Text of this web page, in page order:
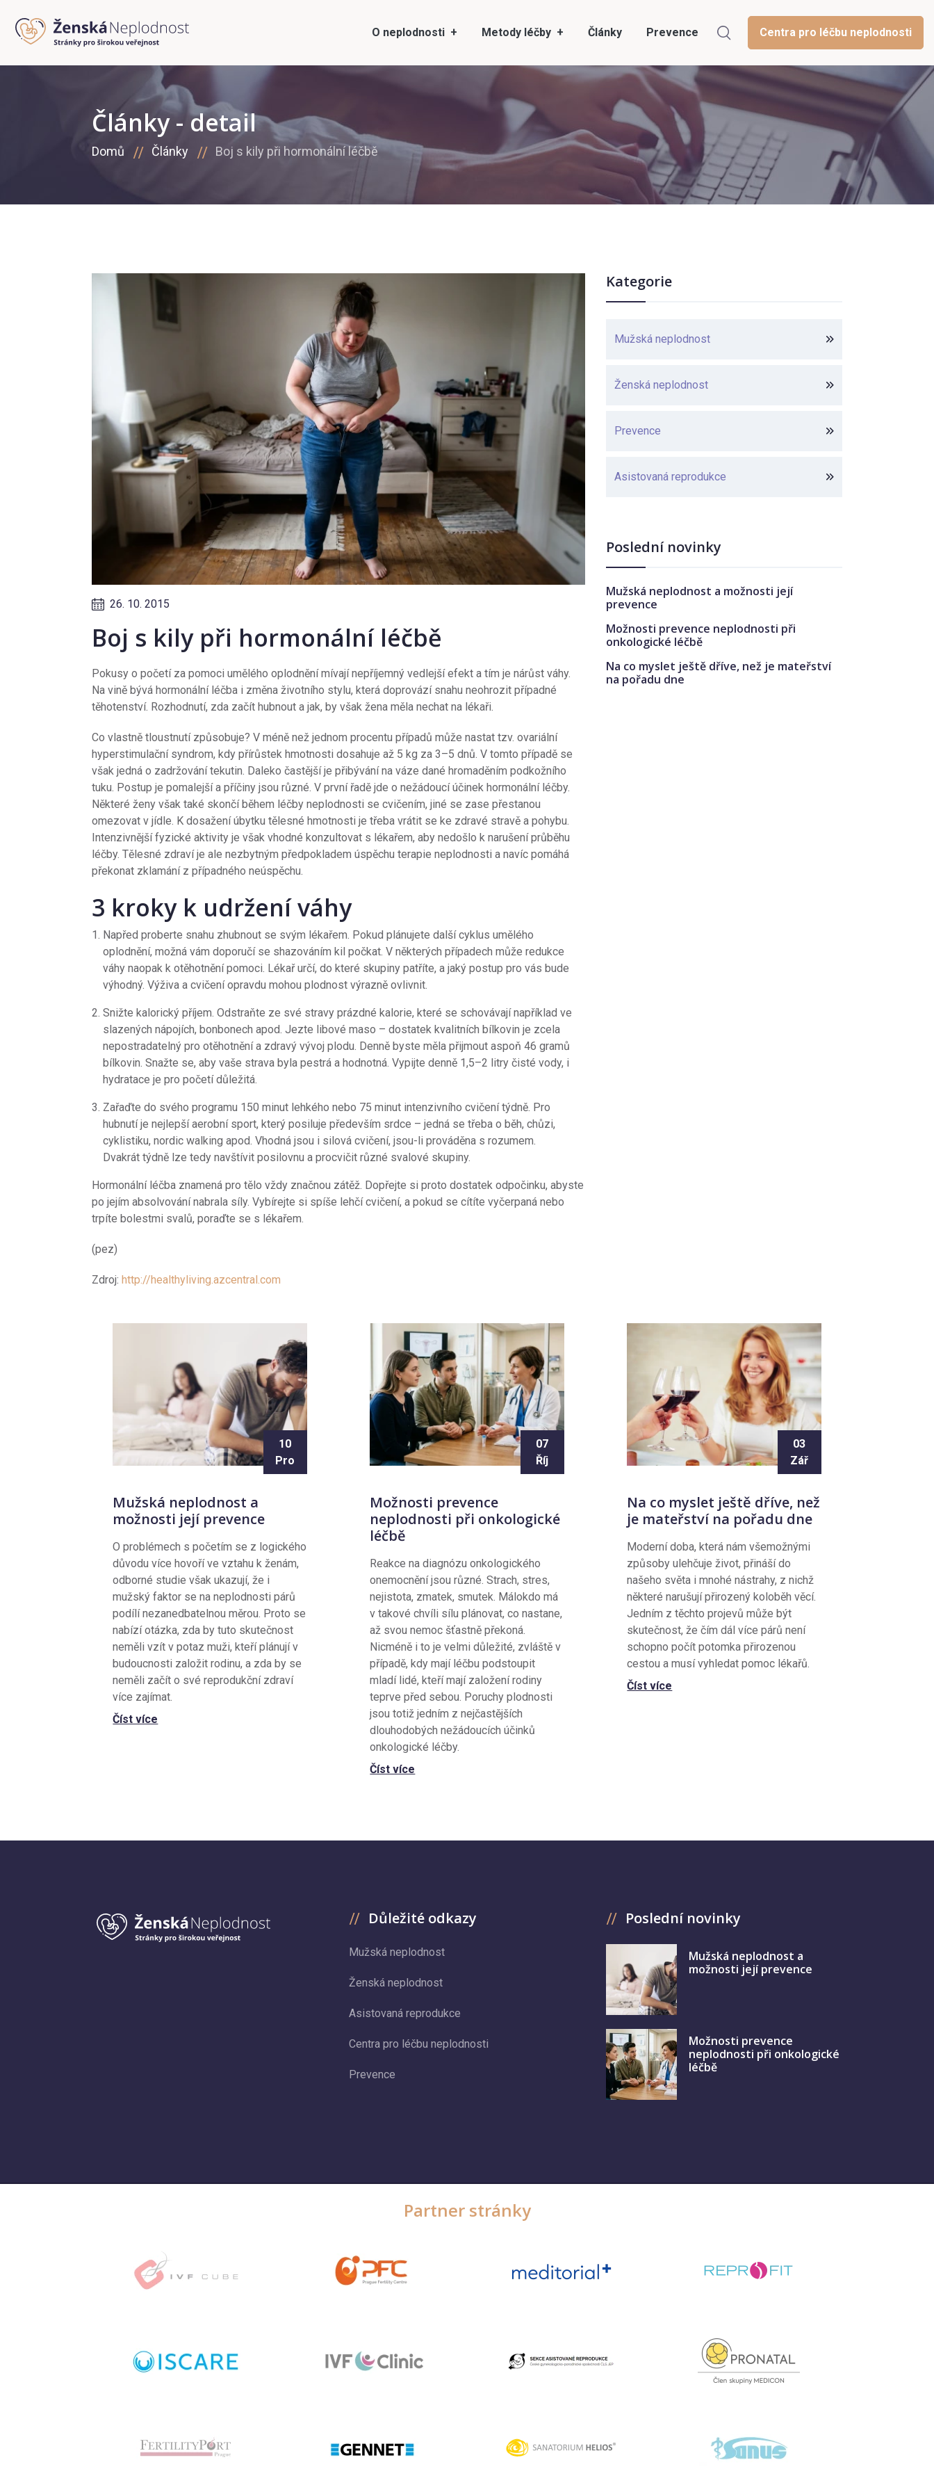
O neplodnosti Metody léčby Články Prevence Centra pro léčbu neplodnosti
Články - detail
Domů Články Boj s kily při hormonální léčbě
26. 10. 2015
Boj s kily při hormonální léčbě
Pokusy o početí za pomoci umělého oplodnění mívají nepříjemný vedlejší efekt a tím je nárůst váhy.
Na vině bývá hormonální léčba i změna životního stylu, která doprovází snahu neohrozit případné
těhotenství. Rozhodnutí, zda začít hubnout a jak, by však žena měla nechat na lékaři.
Co vlastně tloustnutí způsobuje? V méně než jednom procentu případů může nastat tzv. ovariální
hyperstimulační syndrom, kdy přírůstek hmotnosti dosahuje až 5 kg za 3–5 dnů. V tomto případě se
však jedná o zadržování tekutin. Daleko častější je přibývání na váze dané hromaděním podkožního
tuku. Postup je pomalejší a příčiny jsou různé. V první řadě jde o nežádoucí účinek hormonální léčby.
Některé ženy však také skončí během léčby neplodnosti se cvičením, jiné se zase přestanou
omezovat v jídle. K dosažení úbytku tělesné hmotnosti je třeba vrátit se ke zdravé stravě a pohybu.
Intenzivnější fyzické aktivity je však vhodné konzultovat s lékařem, aby nedošlo k narušení průběhu
léčby. Tělesné zdraví je ale nezbytným předpokladem úspěchu terapie neplodnosti a navíc pomáhá
překonat zklamání z případného neúspěchu.
3 kroky k udržení váhy
Napřed proberte snahu zhubnout se svým lékařem. Pokud plánujete další cyklus umělého
oplodnění, možná vám doporučí se shazováním kil počkat. V některých případech může redukce
váhy naopak k otěhotnění pomoci. Lékař určí, do které skupiny patříte, a jaký postup pro vás bude
výhodný. Výživa a cvičení opravdu mohou plodnost výrazně ovlivnit.
Snižte kalorický příjem. Odstraňte ze své stravy prázdné kalorie, které se schovávají například ve
slazených nápojích, bonbonech apod. Jezte libové maso – dostatek kvalitních bílkovin je zcela
nepostradatelný pro otěhotnění a zdravý vývoj plodu. Denně byste měla přijmout aspoň 46 gramů
bílkovin. Snažte se, aby vaše strava byla pestrá a hodnotná. Vypijte denně 1,5–2 litry čisté vody, i
hydratace je pro početí důležitá.
Zařaďte do svého programu 150 minut lehkého nebo 75 minut intenzivního cvičení týdně. Pro
hubnutí je nejlepší aerobní sport, který posiluje především srdce – jedná se třeba o běh, chůzi,
cyklistiku, nordic walking apod. Vhodná jsou i silová cvičení, jsou-li prováděna s rozumem.
Dvakrát týdně lze tedy navštívit posilovnu a procvičit různé svalové skupiny.
Hormonální léčba znamená pro tělo vždy značnou zátěž. Dopřejte si proto dostatek odpočinku, abyste
po jejím absolvování nabrala síly. Vybírejte si spíše lehčí cvičení, a pokud se cítíte vyčerpaná nebo
trpíte bolestmi svalů, poraďte se s lékařem.
(pez)
Zdroj: http://healthyliving.azcentral.com
Kategorie
Mužská neplodnost
Ženská neplodnost
Prevence
Asistovaná reprodukce
Poslední novinky
Mužská neplodnost a možnosti její
prevence
Možnosti prevence neplodnosti při
onkologické léčbě
Na co myslet ještě dříve, než je mateřství
na pořadu dne
10
Pro
Mužská neplodnost a
možnosti její prevence
O problémech s početím se z logického
důvodu více hovoří ve vztahu k ženám,
odborné studie však ukazují, že i
mužský faktor se na neplodnosti párů
podílí nezanedbatelnou měrou. Proto se
nabízí otázka, zda by tuto skutečnost
neměli vzít v potaz muži, kteří plánují v
budoucnosti založit rodinu, a zda by se
neměli začít o své reprodukční zdraví
více zajímat.
Číst více
07
Říj
Možnosti prevence
neplodnosti při onkologické
léčbě
Reakce na diagnózu onkologického
onemocnění jsou různé. Strach, stres,
nejistota, zmatek, smutek. Málokdo má
v takové chvíli sílu plánovat, co nastane,
až svou nemoc šťastně překoná.
Nicméně i to je velmi důležité, zvláště v
případě, kdy mají léčbu podstoupit
mladí lidé, kteří mají založení rodiny
teprve před sebou. Poruchy plodnosti
jsou totiž jedním z nejčastějších
dlouhodobých nežádoucích účinků
onkologické léčby.
Číst více
03
Zář
Na co myslet ještě dříve, než
je mateřství na pořadu dne
Moderní doba, která nám všemožnými
způsoby ulehčuje život, přináší do
našeho světa i mnohé nástrahy, z nichž
některé narušují přirozený koloběh věcí.
Jedním z těchto projevů může být
skutečnost, že čím dál více párů není
schopno počít potomka přirozenou
cestou a musí vyhledat pomoc lékařů.
Číst více
Důležité odkazy
Mužská neplodnost
Ženská neplodnost
Asistovaná reprodukce
Centra pro léčbu neplodnosti
Prevence
Poslední novinky
Mužská neplodnost a
možnosti její prevence
Možnosti prevence
neplodnosti při onkologické
léčbě
Partner stránky